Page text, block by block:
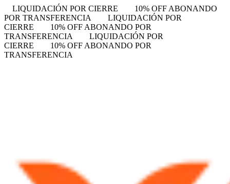
LIQUIDACIÓN POR CIERRE
10% OFF ABONANDO
POR TRANSFERENCIA
LIQUIDACIÓN POR
CIERRE
10% OFF ABONANDO POR
TRANSFERENCIA
LIQUIDACIÓN POR
CIERRE
10% OFF ABONANDO POR
TRANSFERENCIA